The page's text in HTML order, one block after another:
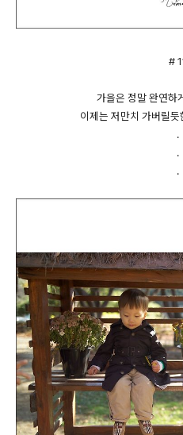
#
가을은 정말 완연하
이제는 저만치 가버릴
.
.
.